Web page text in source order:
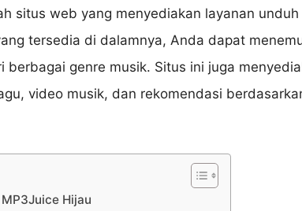
situs web yang menyediakan layanan
tersedia di dalamnya, Anda dapat
berbagai genre musik. Situs ini juga
video musik, dan rekomendasi
Hijau